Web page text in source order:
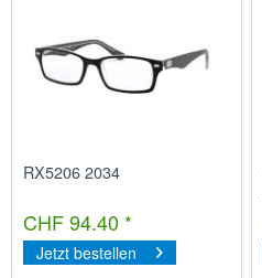
RX5206 2034
CHF 94.40 *
Jetzt bestellen